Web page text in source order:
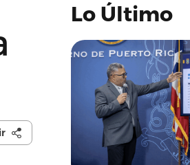
Lo Último